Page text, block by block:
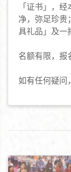
「证书」，
净，弥足珍贵
具礼品」及一
名额有限，报
如有任何疑问